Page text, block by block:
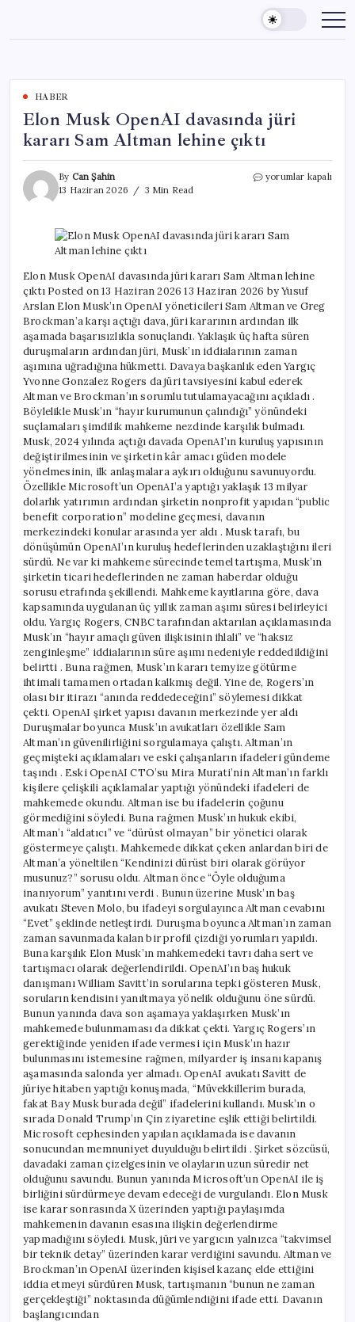
content
HABER
Elon Musk OpenAI davasında jüri
kararı Sam Altman lehine çıktı
By Can Şahin
13 Haziran 2026
3 Min Read
Elon
jüri
kararı
Altman
lehine
çıktı
için
yorumlar kapalı
Elon Musk OpenAI davasında jüri kararı Sam Altman lehine
çıktı Posted on 13 Haziran 2026 13 Haziran 2026 by Yusuf
Arslan Elon Musk’ın OpenAI yöneticileri Sam Altman ve Greg
Brockman’a karşı açtığı dava, jüri kararının ardından ilk
aşamada başarısızlıkla sonuçlandı. Yaklaşık üç hafta süren
duruşmaların ardından jüri, Musk’ın iddialarının zaman
aşımına uğradığına hükmetti. Davaya başkanlık eden Yargıç
Yvonne Gonzalez Rogers da jüri tavsiyesini kabul ederek
Altman ve Brockman’ın sorumlu tutulamayacağını açıkladı .
Böylelikle Musk’ın “hayır kurumunun çalındığı” yönündeki
suçlamaları şimdilik mahkeme nezdinde karşılık bulmadı.
Musk, 2024 yılında açtığı davada OpenAI’ın kuruluş yapısının
değiştirilmesinin ve şirketin kâr amacı güden modele
yönelmesinin, ilk anlaşmalara aykırı olduğunu savunuyordu.
Özellikle Microsoft’un OpenAI’a yaptığı yaklaşık 13 milyar
dolarlık yatırımın ardından şirketin nonprofit yapıdan “public
benefit corporation” modeline geçmesi, davanın
merkezindeki konular arasında yer aldı . Musk tarafı, bu
dönüşümün OpenAI’ın kuruluş hedeflerinden uzaklaştığını ileri
sürdü. Ne var ki mahkeme sürecinde temel tartışma, Musk’ın
şirketin ticari hedeflerinden ne zaman haberdar olduğu
sorusu etrafında şekillendi. Mahkeme kayıtlarına göre, dava
kapsamında uygulanan üç yıllık zaman aşımı süresi belirleyici
oldu. Yargıç Rogers, CNBC tarafından aktarılan açıklamasında
Musk’ın “hayır amaçlı güven ilişkisinin ihlali” ve “haksız
zenginleşme” iddialarının süre aşımı nedeniyle reddedildiğini
belirtti . Buna rağmen, Musk’ın kararı temyize götürme
ihtimali tamamen ortadan kalkmış değil. Yine de, Rogers’ın
olası bir itirazı “anında reddedeceğini” söylemesi dikkat
çekti. OpenAI şirket yapısı davanın merkezinde yer aldı
Duruşmalar boyunca Musk’ın avukatları özellikle Sam
Altman’ın güvenilirliğini sorgulamaya çalıştı. Altman’ın
geçmişteki açıklamaları ve eski çalışanların ifadeleri gündeme
taşındı . Eski OpenAI CTO’su Mira Murati’nin Altman’ın farklı
kişilere çelişkili açıklamalar yaptığı yönündeki ifadeleri de
mahkemede okundu. Altman ise bu ifadelerin çoğunu
görmediğini söyledi. Buna rağmen Musk’ın hukuk ekibi,
Altman’ı “aldatıcı” ve “dürüst olmayan” bir yönetici olarak
göstermeye çalıştı. Mahkemede dikkat çeken anlardan biri de
Altman’a yöneltilen “Kendinizi dürüst biri olarak görüyor
musunuz?” sorusu oldu. Altman önce “Öyle olduğuma
inanıyorum” yanıtını verdi . Bunun üzerine Musk’ın baş
avukatı Steven Molo, bu ifadeyi sorgulayınca Altman cevabını
“Evet” şeklinde netleştirdi. Duruşma boyunca Altman’ın zaman
zaman savunmada kalan bir profil çizdiği yorumları yapıldı.
Buna karşılık Elon Musk’ın mahkemedeki tavrı daha sert ve
tartışmacı olarak değerlendirildi. OpenAI’ın baş hukuk
danışmanı William Savitt’in sorularına tepki gösteren Musk,
soruların kendisini yanıltmaya yönelik olduğunu öne sürdü.
Bunun yanında dava son aşamaya yaklaşırken Musk’ın
mahkemede bulunmaması da dikkat çekti. Yargıç Rogers’ın
gerektiğinde yeniden ifade vermesi için Musk’ın hazır
bulunmasını istemesine rağmen, milyarder iş insanı kapanış
aşamasında salonda yer almadı. OpenAI avukatı Savitt de
jüriye hitaben yaptığı konuşmada, “Müvekkillerim burada,
fakat Bay Musk burada değil” ifadelerini kullandı. Musk’ın o
sırada Donald Trump’ın Çin ziyaretine eşlik ettiği belirtildi.
Microsoft cephesinden yapılan açıklamada ise davanın
sonucundan memnuniyet duyulduğu belirtildi . Şirket sözcüsü,
davadaki zaman çizelgesinin ve olayların uzun süredir net
olduğunu savundu. Bunun yanında Microsoft’un OpenAI ile iş
birliğini sürdürmeye devam edeceği de vurgulandı. Elon Musk
ise karar sonrasında X üzerinden yaptığı paylaşımda
mahkemenin davanın esasına ilişkin değerlendirme
yapmadığını söyledi. Musk, jüri ve yargıcın yalnızca “takvimsel
bir teknik detay” üzerinden karar verdiğini savundu. Altman ve
Brockman’ın OpenAI üzerinden kişisel kazanç elde ettiğini
iddia etmeyi sürdüren Musk, tartışmanın “bunun ne zaman
gerçekleştiği” noktasında düğümlendiğini ifade etti. Davanın
başlangıcından